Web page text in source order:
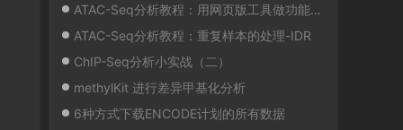
ATAC-Seq分析教程：用网页版工具做功能分析和motif分析
ATAC-Seq分析教程：重复样本的处理-IDR
ChIP-Seq分析小实战（二）
methylKit 进行差异甲基化分析
6种方式下载ENCODE计划的所有数据